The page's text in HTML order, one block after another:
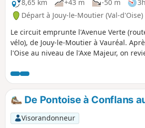
8,65 km
+43 m -50 m
Départ à Jouy-le-Moutier (Val-d'Oise)
Le circuit emprunte l'Avenue Verte
vélo), de Jouy-le-Moutier à Vauréal.
l'Oise au niveau de l'Axe Majeur, on
Neuville.
De Pontoise à Conflans
Visorandonneur